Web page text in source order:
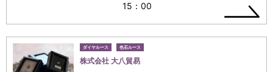
15：00
ダイヤルース 色石ルース
株式会社 大八貿易